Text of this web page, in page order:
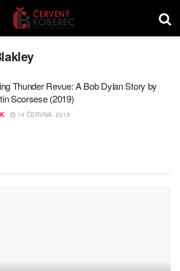
Thunder Revue: A Bob Dylan Story by
Scorsese (2019)
14 ČERVNA, 2019